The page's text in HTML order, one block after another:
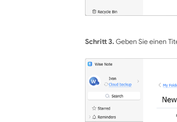
Schritt 3. Geben Sie einen